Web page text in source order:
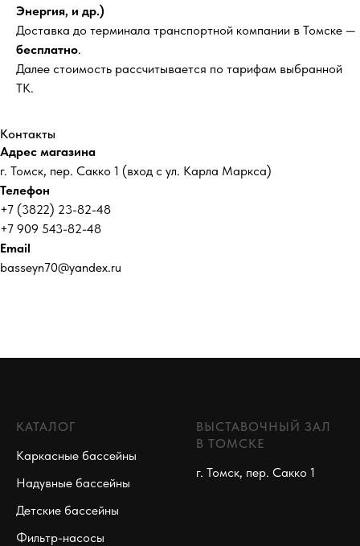
Энергия, и др.)
Доставка до терминала транспортной компании в Томске —
бесплатно.
Далее стоимость рассчитывается по тарифам выбранной
ТК.
Контакты
Адрес магазина
г. Томск, пер. Сакко 1 (вход с ул. Карла Маркса)
Телефон
+7 (3822) 23-82-48
+7 909 543-82-48
Email
basseyn70@yandex.ru
КАТАЛОГ
Каркасные бассейны
Надувные бассейны
Детские бассейны
Фильтр-насосы
ВЫСТАВОЧНЫЙ ЗАЛ
В ТОМСКЕ
г. Томск, пер. Сакко 1